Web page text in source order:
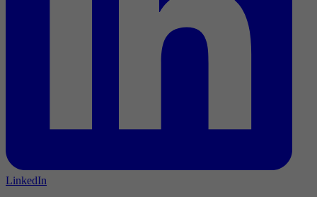
LinkedIn